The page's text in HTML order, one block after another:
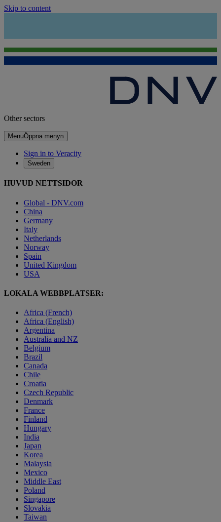
Skip to content
Other sectors
MenuÖppna menyn
Sign in to Veracity
Sweden
HUVUD NETTSIDOR
Global - DNV.com
China
Germany
Italy
Netherlands
Norway
Spain
United Kingdom
USA
LOKALA WEBBPLATSER:
Africa (French)
Africa (English)
Argentina
Australia and NZ
Belgium
Brazil
Canada
Chile
Croatia
Czech Republic
Denmark
France
Finland
Hungary
India
Japan
Korea
Malaysia
Mexico
Middle East
Poland
Singapore
Slovakia
Taiwan